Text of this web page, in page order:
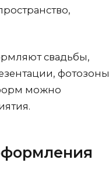
свадьбы,
фотозоны
можно